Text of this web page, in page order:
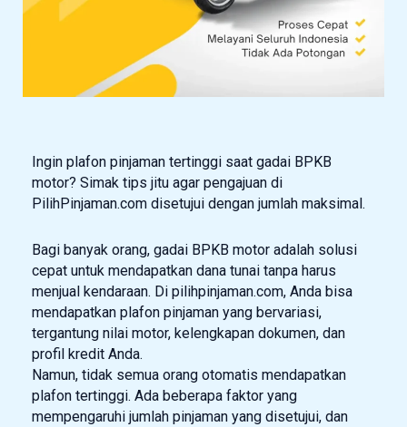
Ingin plafon pinjaman tertinggi saat gadai BPKB
motor? Simak tips jitu agar pengajuan di
PilihPinjaman.com disetujui dengan jumlah maksimal.
Bagi banyak orang, gadai BPKB motor adalah solusi
cepat untuk mendapatkan dana tunai tanpa harus
menjual kendaraan. Di pilihpinjaman.com, Anda bisa
mendapatkan plafon pinjaman yang bervariasi,
tergantung nilai motor, kelengkapan dokumen, dan
profil kredit Anda.
Namun, tidak semua orang otomatis mendapatkan
plafon tertinggi. Ada beberapa faktor yang
mempengaruhi jumlah pinjaman yang disetujui, dan